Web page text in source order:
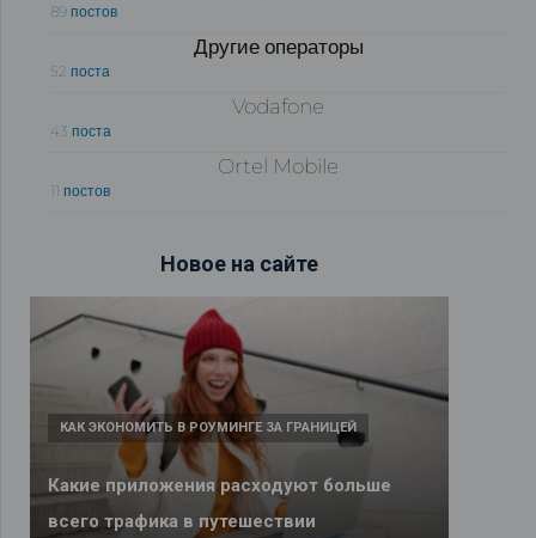
89 постов
Другие операторы
52 поста
Vodafone
43 поста
Ortel Mobile
11 постов
Новое на сайте
Какие приложения расходуют больше
всего трафика в путешествии
КАК ЭКОНОМИТЬ В РОУМИНГЕ ЗА ГРАНИЦЕЙ